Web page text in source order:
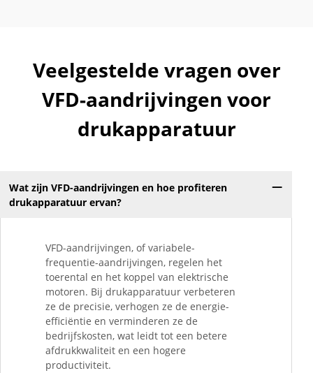
Veelgestelde vragen over
VFD-aandrijvingen voor
drukapparatuur
Wat zijn VFD-aandrijvingen en hoe profiteren
drukapparatuur ervan?
VFD-aandrijvingen, of variabele-
frequentie-aandrijvingen, regelen het
toerental en het koppel van elektrische
motoren. Bij drukapparatuur verbeteren
ze de precisie, verhogen ze de energie-
efficiëntie en verminderen ze de
bedrijfskosten, wat leidt tot een betere
afdrukkwaliteit en een hogere
productiviteit.